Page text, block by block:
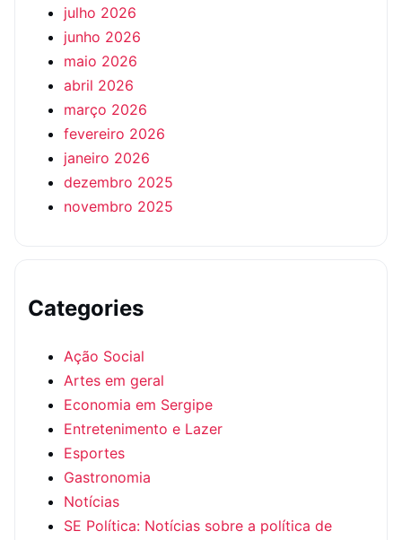
julho 2026
junho 2026
maio 2026
abril 2026
março 2026
fevereiro 2026
janeiro 2026
dezembro 2025
novembro 2025
Categories
Ação Social
Artes em geral
Economia em Sergipe
Entretenimento e Lazer
Esportes
Gastronomia
Notícias
SE Política: Notícias sobre a política de